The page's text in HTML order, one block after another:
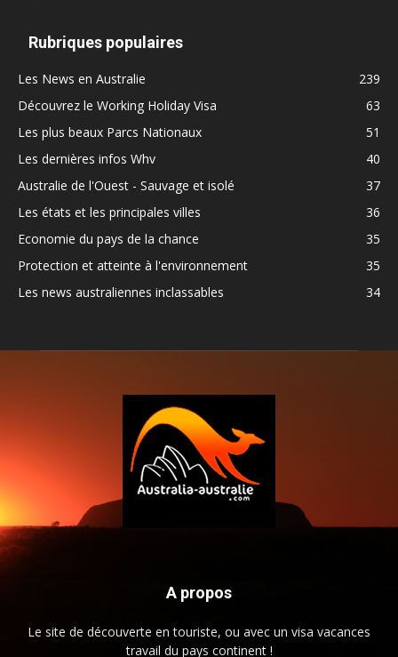
Rubriques populaires
Les News en Australie
239
Découvrez le Working Holiday Visa
63
Les plus beaux Parcs Nationaux
51
Les dernières infos Whv
40
Australie de l'Ouest - Sauvage et isolé
37
Les états et les principales villes
36
Economie du pays de la chance
35
Protection et atteinte à l'environnement
35
Les news australiennes inclassables
34
A propos
Le site de découverte en touriste, ou avec un visa vacances
travail du pays continent !